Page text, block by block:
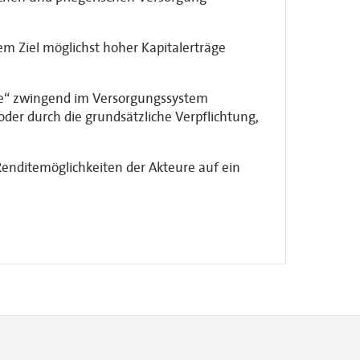
Ziel möglichst hoher Kapitalerträge
zwingend im Versorgungssystem
durch die grundsätzliche Verpflichtung,
der Akteure auf ein